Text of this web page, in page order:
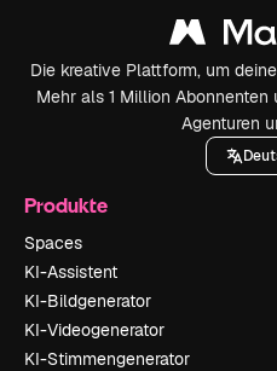
Die kreative Plattform, um
Mehr als 1 Million Abonnenten
Agenturen
Produkte
Spaces
KI-Assistent
KI-Bildgenerator
KI-Videogenerator
KI-Stimmengenerator